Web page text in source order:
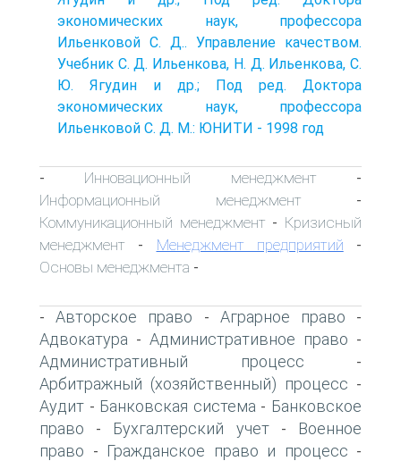
экономических наук, профессора
Ильенковой С. Д.. Управление качеством.
Учебник С. Д. Ильенкова, Н. Д. Ильенкова, С.
Ю. Ягудин и др.; Под ред. Доктора
экономических наук, профессора
Ильенковой С. Д. М.: ЮНИТИ - 1998 год
- Инновационный менеджмент -
Информационный менеджмент -
Коммуникационный менеджмент - Кризисный
менеджмент - Менеджмент предприятий -
Основы менеджмента -
-Авторское право - Аграрное право -
Адвокатура - Административное право -
Административный процесс -
Арбитражный (хозяйственный) процесс -
Аудит - Банковская система - Банковское
право - Бухгалтерский учет-
Военное
право - Гражданское право и процесс -